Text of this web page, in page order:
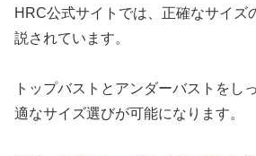
HRC公式サイトでは、正確なサイズ
説されています。
トップバストとアンダーバストをし
適なサイズ選びが可能になります。